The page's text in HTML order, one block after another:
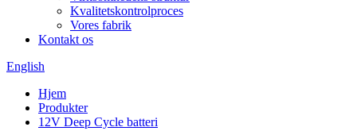
Kvalitetskontrolproces
Vores fabrik
Kontakt os
English
Hjem
Produkter
12V Deep Cycle batteri